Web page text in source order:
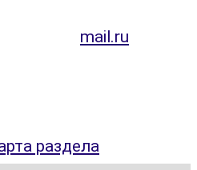
mail.ru
раздела